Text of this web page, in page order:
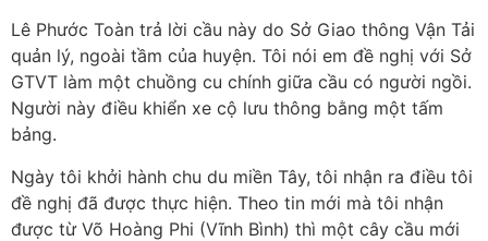
Lê Phước Toàn trả lời cầu này do Sở Giao thông Vận Tải
quản lý, ngoài tầm của huyện. Tôi nói em đề nghị với Sở
GTVT làm một chuồng cu chính giữa cầu có người ngồi.
Người này điều khiển xe cộ lưu thông bằng một tấm
bảng.
Ngày tôi khởi hành chu du miền Tây, tôi nhận ra điều tôi
đề nghị đã được thực hiện. Theo tin mới mà tôi nhận
được từ Võ Hoàng Phi (Vĩnh Bình) thì một cây cầu mới